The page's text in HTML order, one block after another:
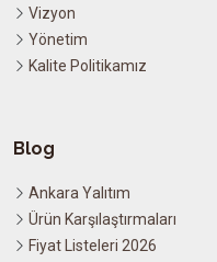
Vizyon
Yönetim
Kalite Politikamız
Blog
Ankara Yalıtım
Ürün Karşılaştırmaları
Fiyat Listeleri 2026